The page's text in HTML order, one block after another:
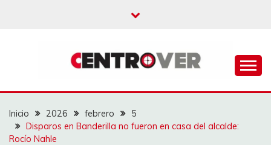
CENTROVER
NOTICIAS
Inicio 2026 febrero
5
Disparos en Banderilla no fueron en casa del alcalde:
Rocío Nahle